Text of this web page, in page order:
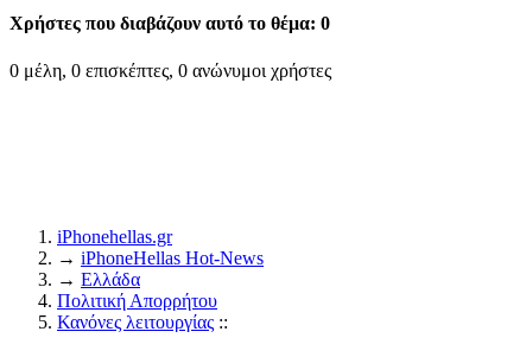
Χρήστες που διαβάζουν αυτό το θέμα: 0
0 μέλη, 0 επισκέπτες, 0 ανώνυμοι χρήστες
iPhonehellas.gr
→ iPhoneHellas Ηot-News
→ Ελλάδα
Πολιτική Απορρήτου
Κανόνες λειτουργίας ::